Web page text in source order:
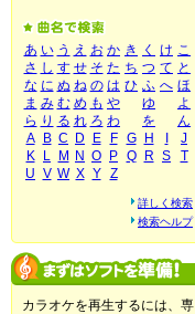
あ い う え お か き く け こ
さ し す せ そ た ち つ て と
な に ぬ ね の は ひ ふ へ ほ
ま み む め も や ゆ
よ
ら り る れ ろ わ を
ん
A
B C D E F G H
J
K
L M N O P Q R S
T
U V W X Y Z
詳しく検索
検索ヘルプ
カラオケを再生するには、専